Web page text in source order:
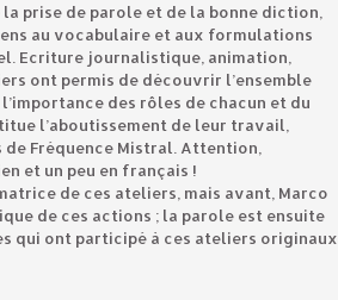
prise de parole et de la bonne diction,
au vocabulaire et aux formulations
Ecriture journalistique, animation,
ont permis de découvrir l’ensemble
des rôles de chacun et du
l’aboutissement de leur travail,
Fréquence Mistral. Attention,
et un peu en français !
de ces ateliers, mais avant, Marco
de ces actions ; la parole est ensuite
qui ont participé à ces ateliers originaux.